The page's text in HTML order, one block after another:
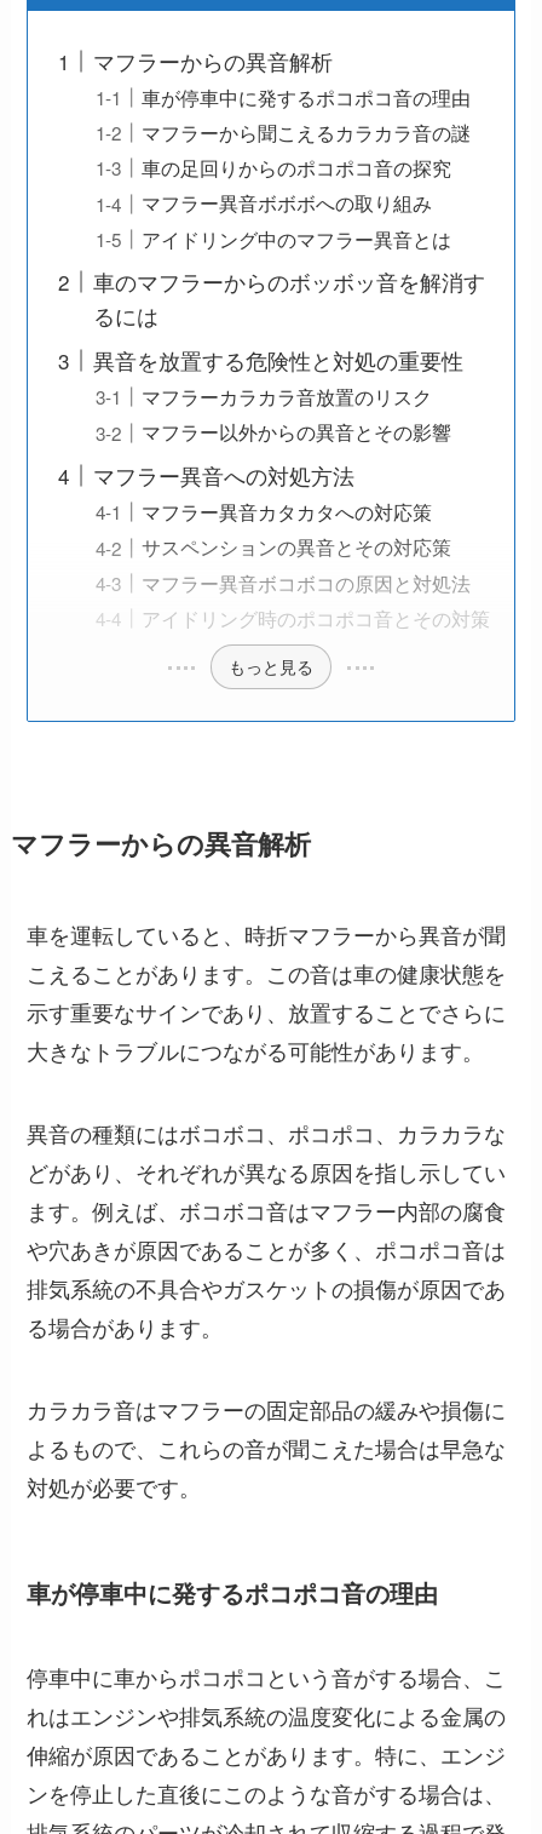
マフラーからの異音解析
車が停車中に発するポコポコ音の理由
マフラーから聞こえるカラカラ音の謎
車の足回りからのポコポコ音の探究
マフラー異音ボボボへの取り組み
アイドリング中のマフラー異音とは
車のマフラーからのボッボッ音を解消す
るには
異音を放置する危険性と対処の重要性
マフラーカラカラ音放置のリスク
マフラー以外からの異音とその影響
マフラー異音への対処方法
マフラー異音カタカタへの対応策
サスペンションの異音とその対応策
マフラー異音ボコボコの原因と対処法
アイドリング時のポコポコ音とその対策
もっと見る
マフラーからの異音解析
車を運転していると、時折マフラーから異音が聞
こえることがあります。この音は車の健康状態を
示す重要なサインであり、放置することでさらに
大きなトラブルにつながる可能性があります。
異音の種類にはボコボコ、ポコポコ、カラカラな
どがあり、それぞれが異なる原因を指し示してい
ます。例えば、ボコボコ音はマフラー内部の腐食
や穴あきが原因であることが多く、ポコポコ音は
排気系統の不具合やガスケットの損傷が原因であ
る場合があります。
カラカラ音はマフラーの固定部品の緩みや損傷に
よるもので、これらの音が聞こえた場合は早急な
対処が必要です。
車が停車中に発するポコポコ音の理由
停車中に車からポコポコという音がする場合、こ
れはエンジンや排気系統の温度変化による金属の
伸縮が原因であることがあります。特に、エンジ
ンを停止した直後にこのような音がする場合は、